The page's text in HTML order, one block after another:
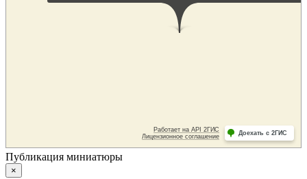
Публикация миниатюры
×